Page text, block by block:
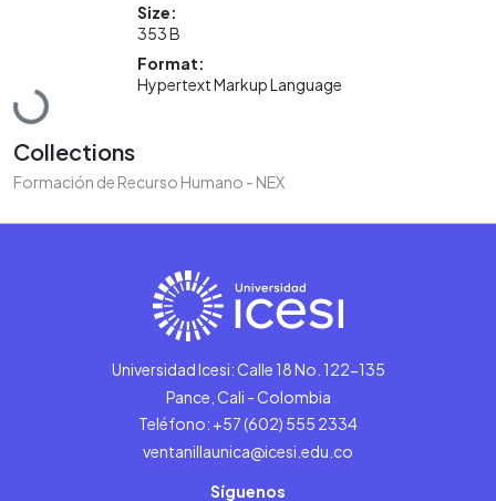
Loading...
Size:
353 B
Format:
Hypertext Markup Language
Collections
Formación de Recurso Humano - NEX
Universidad Icesi: Calle 18 No. 122-135
Pance, Cali - Colombia
Teléfono: +57 (602) 555 2334
ventanillaunica@icesi.edu.co
Síguenos